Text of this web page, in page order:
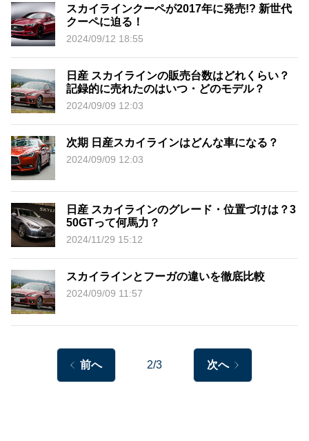
スカイラインクーペが2017年に発売!? 新世代
クーペに迫る！
2024/09/12 18:55
日産 スカイラインの販売台数はどれくらい？
記録的に売れたのはいつ・どのモデル？
2024/09/09 12:03
次期 日産スカイラインはどんな車になる？
2024/09/09 12:03
日産 スカイラインのグレード・位置づけは？3
50GTって何馬力？
2024/11/29 15:12
スカイラインとフーガの違いを徹底比較
2024/09/09 11:57
前へ 2/3 次へ